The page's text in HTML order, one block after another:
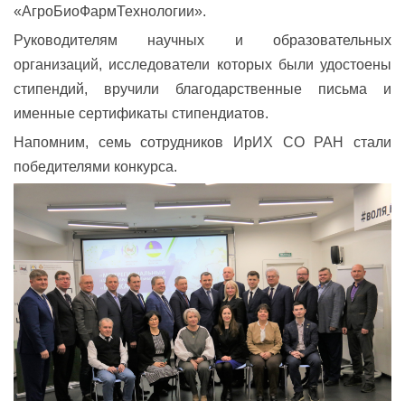
«АгроБиоФармТехнологии».
Руководителям научных и образовательных
организаций, исследователи которых были удостоены
стипендий, вручили благодарственные письма и
именные сертификаты стипендиатов.
Напомним, семь сотрудников ИрИХ СО РАН стали
победителями конкурса.